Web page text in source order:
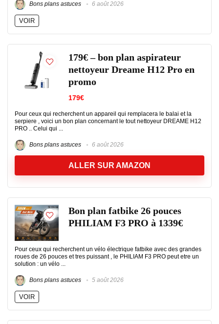
Bons plans astuces 6 août 2026
VOIR
179€ – bon plan aspirateur
nettoyeur Dreame H12 Pro en
promo
179€
Pour ceux qui recherchent un appareil qui remplacera le balai et la
serpiere , voici un bon plan concernant le tout nettoyeur DREAME H12
PRO .. Celui qui ...
Bons plans astuces 6 août 2026
ALLER SUR AMAZON
Bon plan fatbike 26 pouces
PHILIAM F3 PRO à 1339€
Pour ceux qui recherchent un vélo électrique fatbike avec des grandes
roues de 26 pouces et tres puissant , le PHILIAM F3 PRO peut etre un
solution : un vélo ...
Bons plans astuces 5 août 2026
VOIR